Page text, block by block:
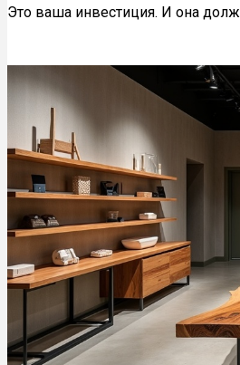
Это ваша инвестиция. И она